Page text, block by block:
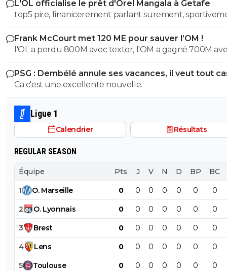
L'OL officialise le prêt d'Orel Mangala à Getafe
top5 pire, finanicerement parlant surement,
parlant on a eu des casseroles bien pire
Frank McCourt met 120 ME pour sauver l’OM !
l'OL a perdu 800M avec textor, l'OM a gagné 700M
court , et ils sont dans la même merde financiere...
PSG : Dembélé annule ses vacances, il veut tout
Ca c'est une excellente nouvelle.
Ligue 1
Calendrier Résultats
REGULAR SEASON
Équipe Pts J V N D BP BC
1 O. Marseille 0 0 0 0 0 0 0
2 O. Lyonnais 0 0 0 0 0 0 0
3 Brest 0 0 0 0 0 0 0
4 Lens 0 0 0 0 0 0 0
5 Toulouse 0 0 0 0 0 0 0